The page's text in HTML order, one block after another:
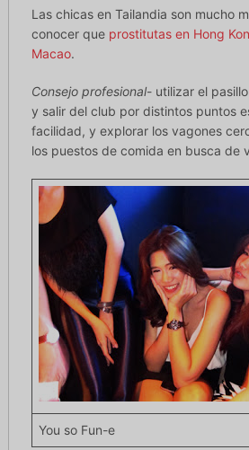
Las chicas en Tailandia son mucho
conocer que prostitutas en Hong
Macao.
Consejo profesional- utilizar el
y salir del club por distintos puntos
facilidad, y explorar los vagones
los puestos de comida en busca de
You so Fun-e